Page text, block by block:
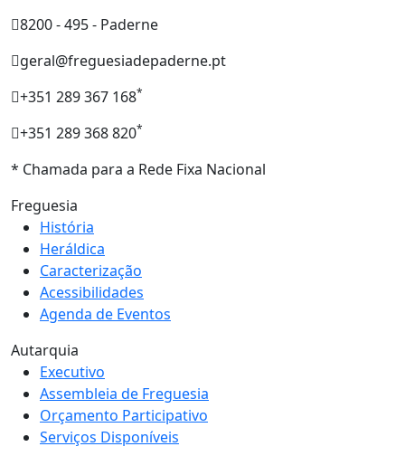
8200 - 495 - Paderne
geral@freguesiadepaderne.pt
+351 289 367 168*
+351 289 368 820*
* Chamada para a Rede Fixa Nacional
Freguesia
História
Heráldica
Caracterização
Acessibilidades
Agenda de Eventos
Autarquia
Executivo
Assembleia de Freguesia
Orçamento Participativo
Serviços Disponíveis